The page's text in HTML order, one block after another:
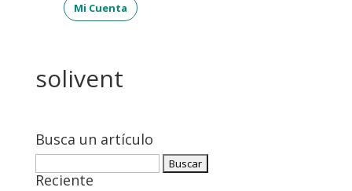
Mi Cuenta
solivent
Busca un artículo
Reciente